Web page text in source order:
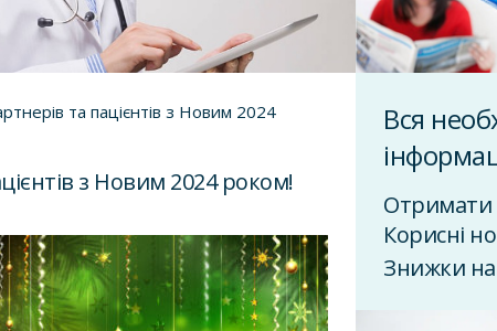
та пацієнтів з Новим 2024
з Новим 2024 роком!
Вся
Отримати
Корисні
Знижки на